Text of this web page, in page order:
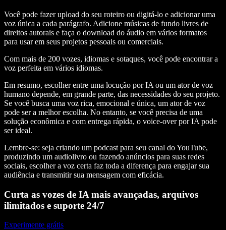
Você pode fazer upload do seu roteiro ou digitá-lo e adicionar uma
voz única a cada parágrafo. Adicione músicas de fundo livres de
direitos autorais e faça o download do áudio em vários formatos
para usar em seus projetos pessoais ou comerciais.
Com mais de 200 vozes, idiomas e sotaques, você pode encontrar a
voz perfeita em vários idiomas.
Em resumo, escolher entre uma locução por IA ou um ator de voz
humano depende, em grande parte, das necessidades do seu projeto.
Se você busca uma voz rica, emocional e única, um ator de voz
pode ser a melhor escolha. No entanto, se você precisa de uma
solução econômica e com entrega rápida, o voice-over por IA pode
ser ideal.
Lembre-se: seja criando um podcast para seu canal do YouTube,
produzindo um audiolivro ou fazendo anúncios para suas redes
sociais, escolher a voz certa faz toda a diferença para engajar sua
audiência e transmitir sua mensagem com eficácia.
Curta as vozes de IA mais avançadas, arquivos
ilimitados e suporte 24/7
Experimente grátis